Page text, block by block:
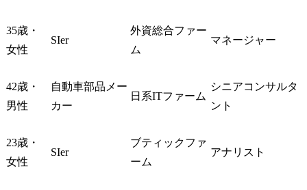
35歳・
女性
SIer
外資総合ファー
ム
マネージャー
42歳・
男性
自動車部品メー
カー
日系ITファーム
シニアコンサルタ
ント
23歳・
女性
SIer
ブティックファ
ーム
アナリスト